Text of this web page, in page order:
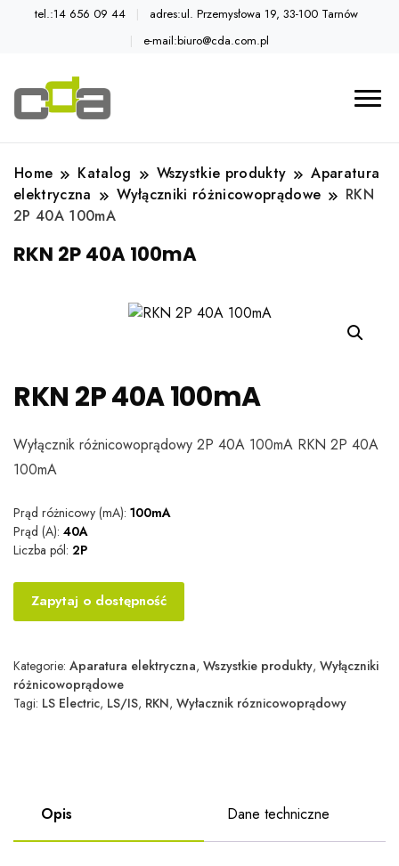
tel.:14 656 09 44
adres:ul. Przemysłowa 19, 33-100 Tarnów
e-mail:biuro@cda.com.pl
Home Katalog Wszystkie produkty
Aparatura
elektryczna
Wyłączniki różnicowoprądowe
RKN
2P 40A 100mA
RKN 2P 40A 100mA
RKN 2P 40A 100mA
Wyłącznik różnicowoprądowy 2P 40A 100mA RKN 2P 40A
100mA
Prąd różnicowy (mA): 100mA
Prąd (A): 40A
Liczba pól: 2P
Zapytaj o dostępność
Kategorie: Aparatura elektryczna, Wszystkie produkty, Wyłączniki
różnicowoprądowe
Tagi: LS Electric, LS/IS, RKN, Wyłacznik róznicowoprądowy
Opis Dane techniczne